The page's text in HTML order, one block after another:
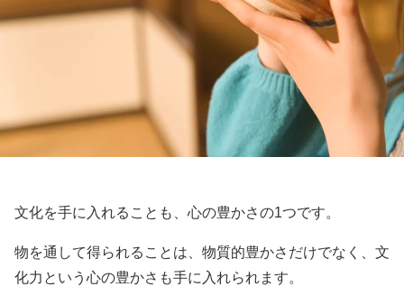
文化を手に入れることも、心の豊かさの1つです。
物を通して得られることは、物質的豊かさだけでなく、文
化力という心の豊かさも手に入れられます。